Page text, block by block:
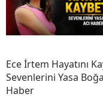
Ece İrtem Hayatını
Sevenlerini Yasa
Haber